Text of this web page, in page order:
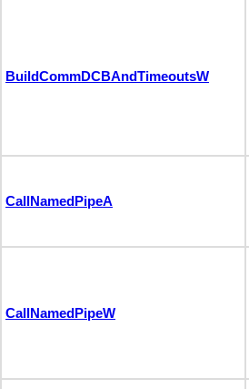
BuildCommDCBAndTimeoutsW
CallNamedPipeA
CallNamedPipeW